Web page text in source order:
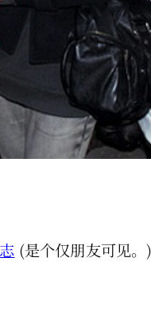
(是个仅朋友可见。